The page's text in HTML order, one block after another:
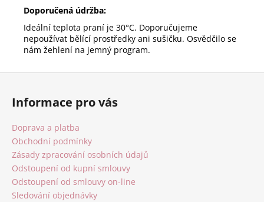
Doporučená údržba:
Ideální teplota praní je 30°C. Doporučujeme
nepoužívat bělící prostředky ani sušičku. Osvědčilo se
nám žehlení na jemný program.
Informace pro vás
Doprava a platba
Obchodní podmínky
Zásady zpracování osobních údajů
Odstoupení od kupní smlouvy
Odstoupení od smlouvy on-line
Sledování objednávky